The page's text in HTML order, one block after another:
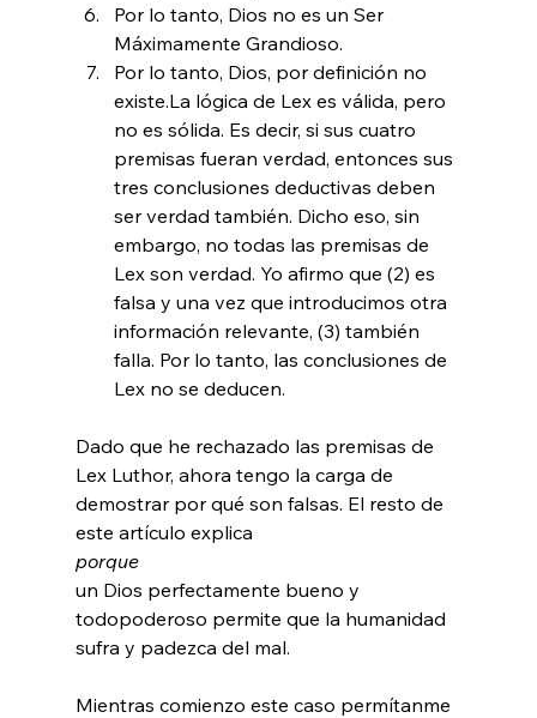
Por lo tanto, Dios no es un Ser
Máximamente Grandioso.
Por lo tanto, Dios, por definición no
existe.La lógica de Lex es válida, pero
no es sólida. Es decir, si sus cuatro
premisas fueran verdad, entonces sus
tres conclusiones deductivas deben
ser verdad también. Dicho eso, sin
embargo, no todas las premisas de
Lex son verdad. Yo afirmo que (2) es
falsa y una vez que introducimos otra
información relevante, (3) también
falla. Por lo tanto, las conclusiones de
Lex no se deducen.
Dado que he rechazado las premisas de
Lex Luthor, ahora tengo la carga de
demostrar por qué son falsas. El resto de
este artículo explica
porque
un Dios perfectamente bueno y
todopoderoso permite que la humanidad
sufra y padezca del mal.
Mientras comienzo este caso permítanme